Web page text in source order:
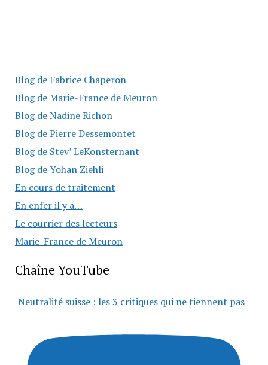
Blog de Fabrice Chaperon
Blog de Marie-France de Meuron
Blog de Nadine Richon
Blog de Pierre Dessemontet
Blog de Stev’ LeKonsternant
Blog de Yohan Ziehli
En cours de traitement
En enfer il y a…
Le courrier des lecteurs
Marie-France de Meuron
Chaîne YouTube
Neutralité suisse : les 3 critiques qui ne tiennent pas